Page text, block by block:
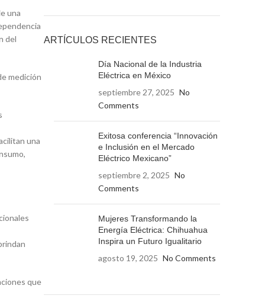
una
del
medición
una
que
ARTÍCULOS RECIENTES
Día Nacional de la Industria
Eléctrica en México
septiembre 27, 2025 No
Comments
Exitosa conferencia “Innovación
e Inclusión en el Mercado
Eléctrico Mexicano”
septiembre 2, 2025 No
Comments
Mujeres Transformando la
Energía Eléctrica: Chihuahua
Inspira un Futuro Igualitario
agosto 19, 2025 No Comments